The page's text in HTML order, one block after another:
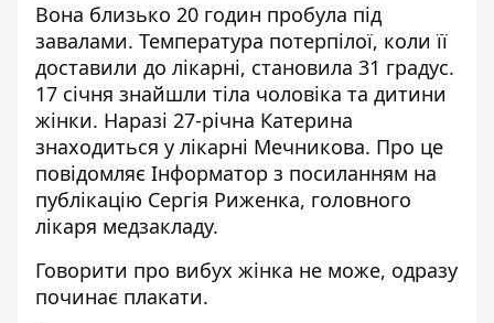
Вона близько 20 годин пробула під
завалами. Температура потерпілої, коли її
доставили до лікарні, становила 31 градус.
17 січня знайшли тіла чоловіка та дитини
жінки. Наразі 27-річна Катерина
знаходиться у лікарні Мечникова. Про це
повідомляє Інформатор з посиланням на
публікацію Сергія Риженка, головного
лікаря медзакладу.
Говорити про вибух жінка не може, одразу
починає плакати.